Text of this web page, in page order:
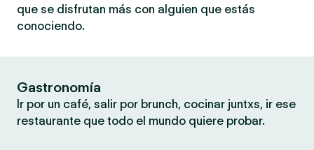
que se disfrutan más con alguien que estás
conociendo.
Gastronomía
Ir por un café, salir por brunch, cocinar juntxs, ir ese
restaurante que todo el mundo quiere probar.